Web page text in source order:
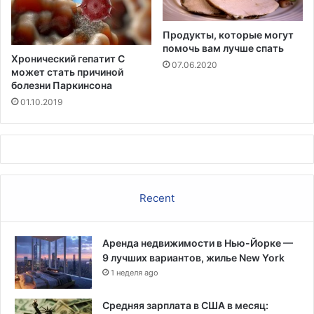
Хронический гепатит С
может стать причиной
болезни Паркинсона
01.10.2019
Продукты, которые могут
помочь вам лучше спать
07.06.2020
Recent
Аренда недвижимости в Нью-Йорке —
9 лучших вариантов, жилье New York
1 неделя ago
Средняя зарплата в США в месяц: